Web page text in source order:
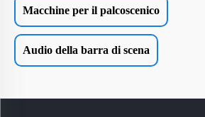
Macchine per il palcoscenico
Audio della barra di scena